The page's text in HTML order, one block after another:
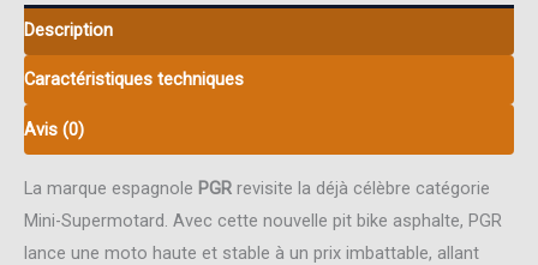
Description
Caractéristiques techniques
Avis (0)
La marque espagnole PGR revisite la déjà célèbre catégorie
Mini-Supermotard. Avec cette nouvelle pit bike asphalte, PGR
lance une moto haute et stable à un prix imbattable, allant